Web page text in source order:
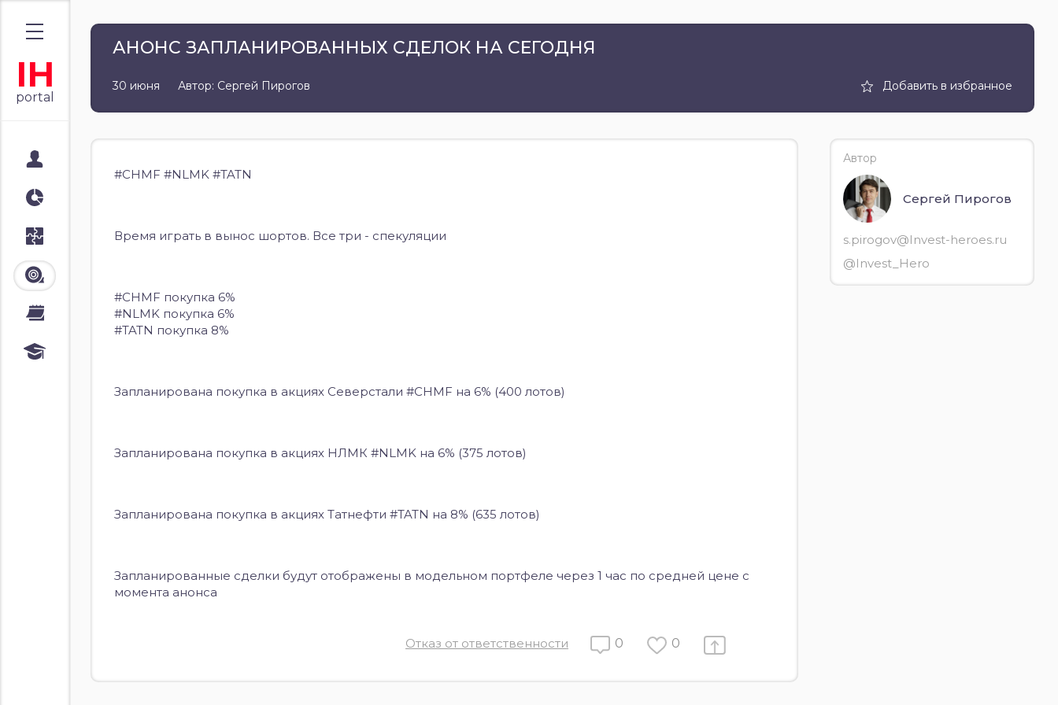
IH
portal
Стратегии
Лента
Календари
облигациям
АНОНС ЗАПЛАНИРОВАННЫХ СДЕЛОК НА СЕГОДНЯ
30 июня Автор: Сергей Пирогов Добавить в избранное
#CHMF #NLMK #TATN
Время играть в вынос шортов. Все три - спекуляции
#CHMF покупка 6%
#NLMK покупка 6%
#TATN покупка 8%
Запланирована покупка в акциях Северстали #CHMF на 6% (400 лотов)
Запланирована покупка в акциях НЛМК #NLMK на 6% (375 лотов)
Запланирована покупка в акциях Татнефти #TATN на 8% (635 лотов)
Запланированные сделки будут отображены в модельном портфеле через 1 час по средней цене с
момента анонса
Отказ от ответственности 0 0
Автор
Сергей Пирогов
s.pirogov@Invest-heroes.ru
@Invest_Hero